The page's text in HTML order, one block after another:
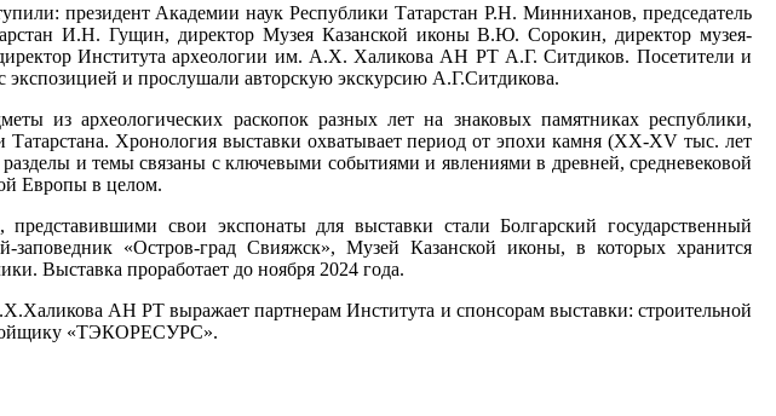
президент Академии наук Республики Татарстан Р.Н. Минниханов, председатель
И.Н. Гущин, директор Музея Казанской иконы В.Ю. Сорокин, директор музея-
Института археологии им. А.Х. Халикова АН РТ А.Г. Ситдиков. Посетители и
экспозицией и прослушали авторскую экскурсию А.Г.Ситдикова.
из археологических раскопок разных лет на знаковых памятниках республики,
Хронология выставки охватывает период от эпохи камня (XX-XV тыс. лет
и темы связаны с ключевыми событиями и явлениями в древней, средневековой
Европы в целом.
свои экспонаты для выставки стали Болгарский государственный
заповедник «Остров-град Свияжск», Музей Казанской иконы, в которых хранится
Выставка проработает до ноября 2024 года.
АН РТ выражает партнерам Института и спонсорам выставки: строительной
«ТЭКОРЕСУРС».